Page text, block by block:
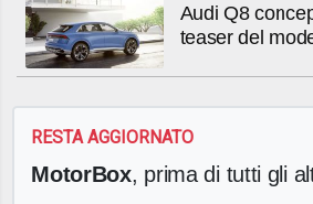
Audi Q8
teaser del
RESTA AGGIORNATO
MotorBox, prima di tutti gli